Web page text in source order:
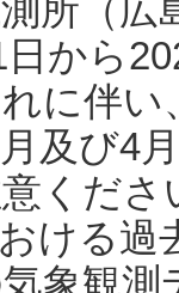
所（
から
に伴い
及び4
くだ
ける過
気象観